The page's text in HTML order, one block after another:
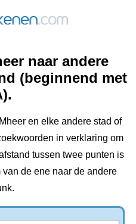
naar andere
(beginnend met
en elke andere stad of
in verklaring om
tussen twee punten is
de ene naar de andere